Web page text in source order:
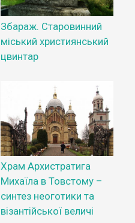
Збараж. Старовинний
міський християнський
цвинтар
Храм Архистратига
Михаїла в Товстому –
синтез неоготики та
візантійської величі